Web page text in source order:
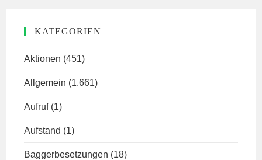
KATEGORIEN
Aktionen (451)
Allgemein (1.661)
Aufruf (1)
Aufstand (1)
Baggerbesetzungen (18)